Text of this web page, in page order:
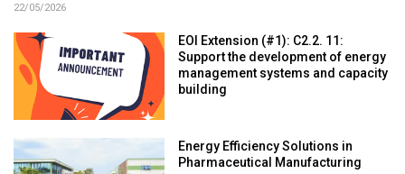
22/05/2026
EOI Extension (#1): C2.2. 11:
Support the development of energy
management systems and capacity
building
Energy Efficiency Solutions in
Pharmaceutical Manufacturing